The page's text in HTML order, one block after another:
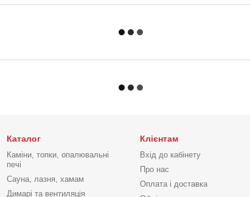
Каталог
Каміни, топки, опалювальні
печі
Сауна, лазня, хамам
Димарі та вентиляція
Клієнтам
Вхід до кабінету
Про нас
Оплата і доставка